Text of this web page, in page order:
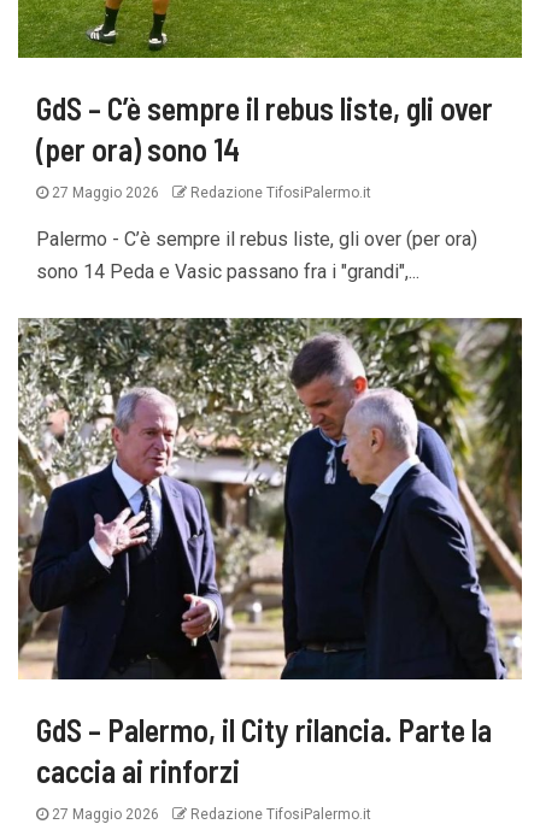
GdS – C’è sempre il rebus liste, gli over
(per ora) sono 14
27 Maggio 2026 Redazione TifosiPalermo.it
Palermo - C’è sempre il rebus liste, gli over (per ora)
sono 14 Peda e Vasic passano fra i "grandi",...
GdS – Palermo, il City rilancia. Parte la
caccia ai rinforzi
27 Maggio 2026 Redazione TifosiPalermo.it